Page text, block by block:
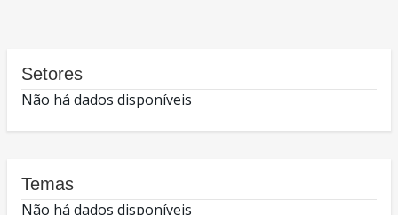
Setores
Não há dados disponíveis
Temas
Não há dados disponíveis